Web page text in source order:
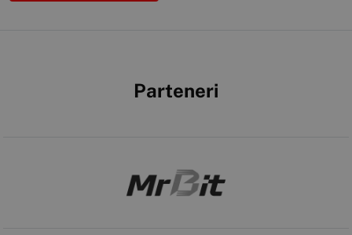
Parteneri